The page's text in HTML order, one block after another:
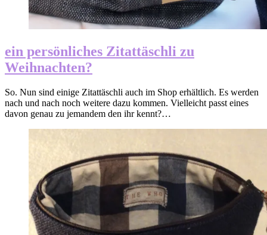
ein persönliches Zitattäschli zu
Weihnachten?
So. Nun sind einige Zitattäschli auch im Shop erhältlich. Es werden
nach und nach noch weitere dazu kommen. Vielleicht passt eines
davon genau zu jemandem den ihr kennt?…